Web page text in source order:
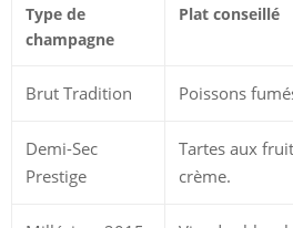
Type de
champagne
Plat conseillé
Brut Tradition Poissons
Demi-Sec
Prestige
Tartes aux
crème.